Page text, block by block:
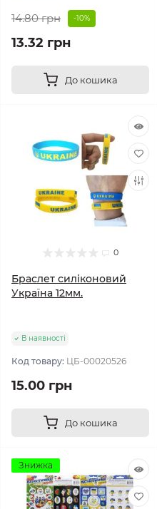
14.80 грн -10%
13.32 грн
До кошика
0
Браслет силіконовий
Україна 12мм.
В наявності
Код товару: ЦБ-00020526
15.00 грн
До кошика
Знижка